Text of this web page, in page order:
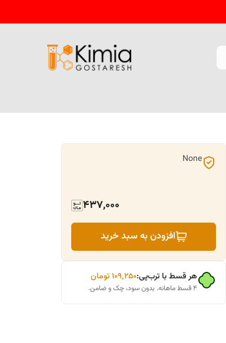
None
437,000
افزودن به سبد خرید
هر قسط با ترب‌پی:۱۰۹٬۲۵۰تومان
۴ قسط ماهانه. بدون سود، چک و ضامن.